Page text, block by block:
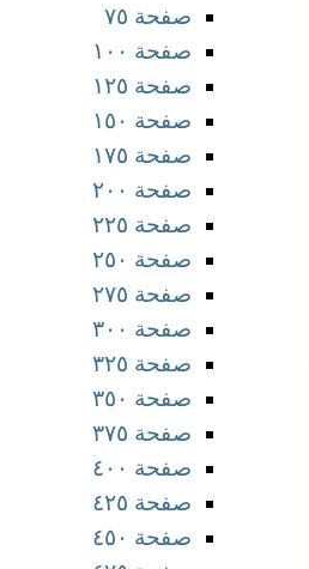
صفحة ٧٥
صفحة ١٠٠
صفحة ١٢٥
صفحة ١٥٠
صفحة ١٧٥
صفحة ٢٠٠
صفحة ٢٢٥
صفحة ٢٥٠
صفحة ٢٧٥
صفحة ٣٠٠
صفحة ٣٢٥
صفحة ٣٥٠
صفحة ٣٧٥
صفحة ٤٠٠
صفحة ٤٢٥
صفحة ٤٥٠